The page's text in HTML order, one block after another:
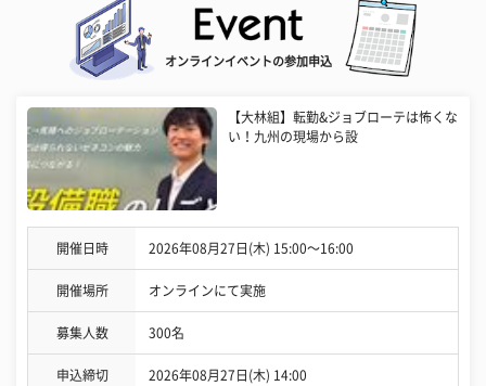
オンラインイベントの参加申込
【大林組】転勤&ジョブローテは怖くな
い！九州の現場から設
開催日時 2026年08月27日(木) 15:00〜16:00
開催場所 オンラインにて実施
募集人数 300名
申込締切 2026年08月27日(木) 14:00